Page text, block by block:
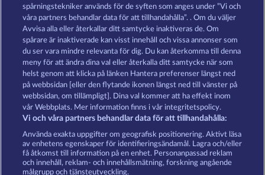
Mallorca Wilds Fancy Fruits RoAR
Användarvillkor Sekretesspolicy Avtryck
Om Företaget FAQ Partnerprogram
Facebook
Skicka in en begäran om att ångra köpet
spårningstekniker används för de syften som anges under ”Vi och
våra partners behandlar data för att tillhandahålla”. . Om du väljer
Avvisa alla eller återkallar ditt samtycke inaktiveras de. Om
spårare är inaktiverade kan visst innehåll och vissa annonser som
du ser vara mindre relevanta för dig. Du kan återkomma till denna
meny för att ändra dina val eller återkalla ditt samtycke när som
helst genom att klicka på länken Hantera preferenser längst ned
på webbsidan [eller den flytande ikonen längst ned till vänster på
webbsidan, om tillämpligt]. Dina val kommer att ha effekt inom
vår Webbplats. Mer information finns i vår integritetspolicy.
Vi och våra partners behandlar data för att tillhandahålla:
Använda exakta uppgifter om geografisk positionering. Aktivt läsa
av enhetens egenskaper för identifieringsändamål. Lagra och/eller
få åtkomst till information på en enhet. Personanpassad reklam
och innehåll, reklam- och innehållsmätning, forskning angående
målgrupp och tjänsteutveckling.